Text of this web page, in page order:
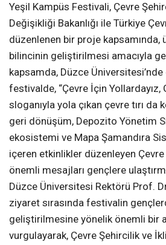
Yeşil Kampüs Festivali, Çevre
Değişikliği Bakanlığı ile Türkiye
düzenlenen bir proje
bilincinin geliştirilmesi amacıyla
kapsamda, Düzce
festivalde, “Çevre İçin Yollardayız,
sloganıyla yola çıkan çevre tırı da
geri dönüşüm, Depozito Yönetim
ekosistemi ve Mapa Şamandıra
içeren etkinlikler düzenleyen Çevre
önemli mesajları gençlere
Düzce Üniversitesi Rektörü Prof.
ziyaret sırasında festivalin
geliştirilmesine yönelik önemli bir
vurgulayarak, Çevre Şehircilik ve